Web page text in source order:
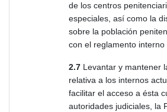
de los centros
especiales, así como la
sobre la población
con el reglamento interno
2.7 Levantar y mantener
relativa a los internos
facilitar el acceso a ésta
autoridades judiciales, la